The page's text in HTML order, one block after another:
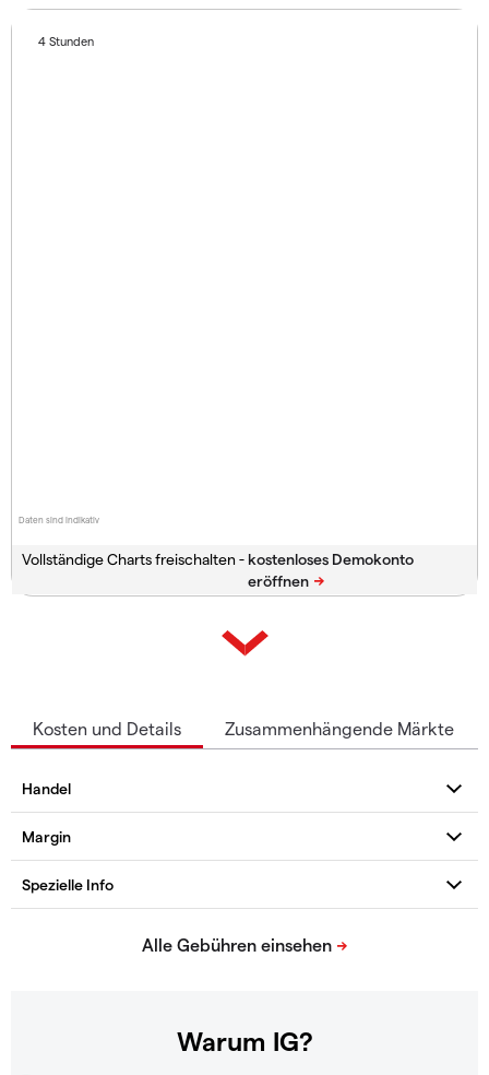
Daten sind indikativ
4 Stunden
Vollständige Charts freischalten -
Kosten und Details Zusammenhängende Märkte
Warum IG?